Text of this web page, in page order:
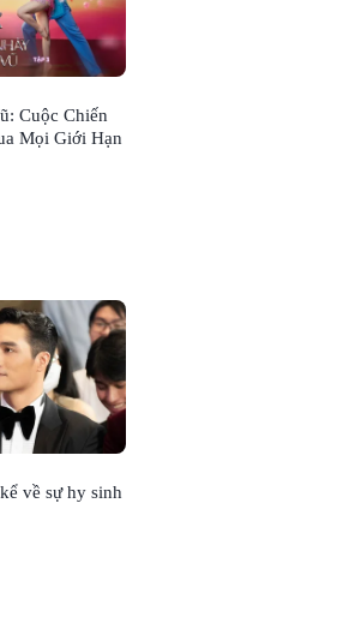
Cuộc Chiến
Mọi Giới Hạn
về sự hy sinh